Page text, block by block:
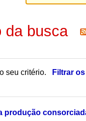
da busca
seu critério.
Filtrar
produção